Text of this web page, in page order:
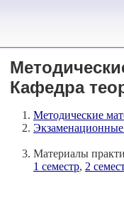
Кафедра
Методические
Экзаменационные
Материалы
1 семестр, 2